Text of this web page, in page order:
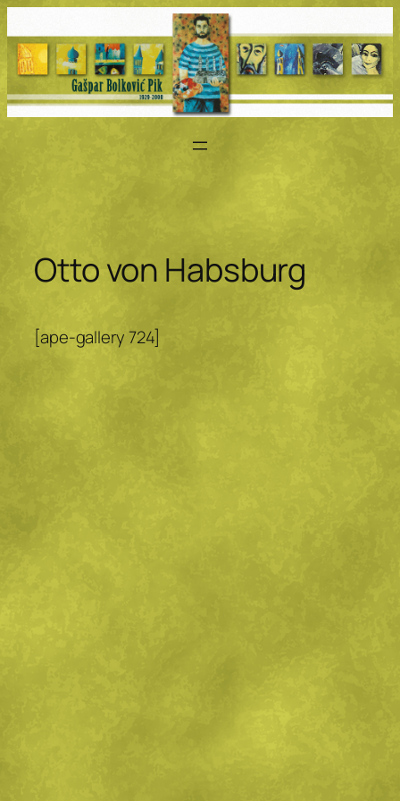
Inhalt
springen
Otto von Habsburg
[ape-gallery 724]